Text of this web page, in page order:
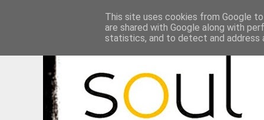
This site uses cookies from Google
are shared with Google along with
statistics, and to detect and address